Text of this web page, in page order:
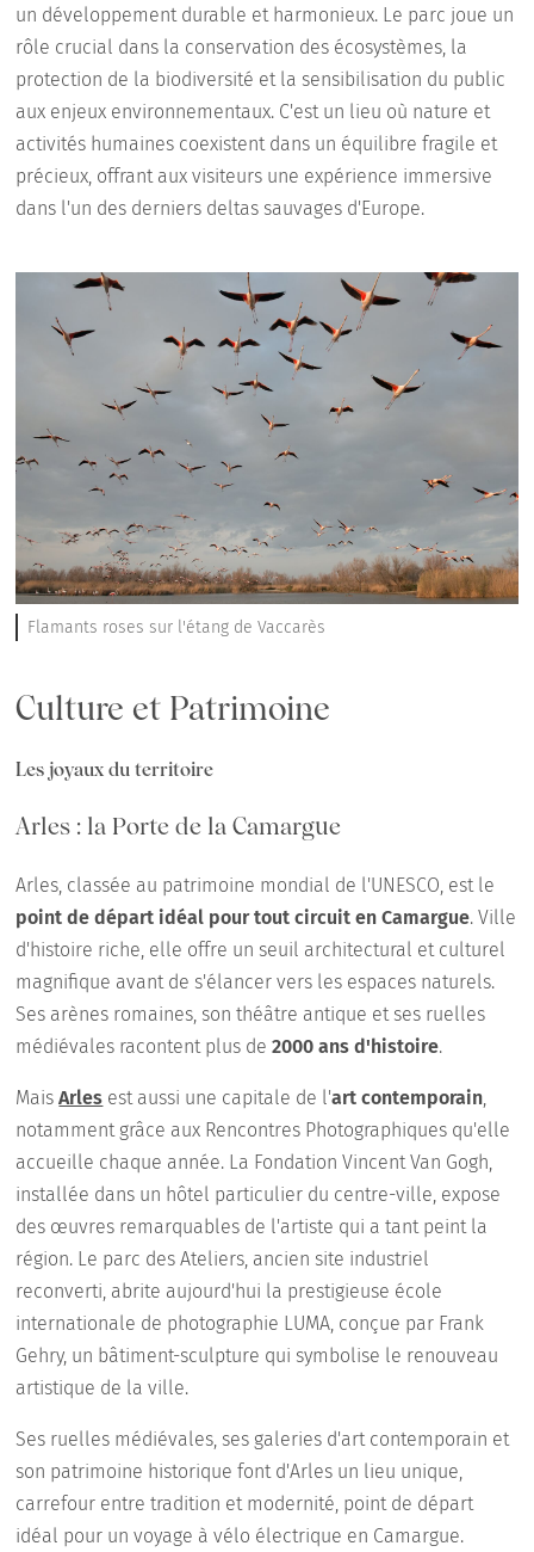
un développement durable et harmonieux. Le parc joue un
rôle crucial dans la conservation des écosystèmes, la
protection de la biodiversité et la sensibilisation du public
aux enjeux environnementaux. C'est un lieu où nature et
activités humaines coexistent dans un équilibre fragile et
précieux, offrant aux visiteurs une expérience immersive
dans l'un des derniers deltas sauvages d'Europe.
Flamants roses sur l'étang de Vaccarès
Culture et Patrimoine
Les joyaux du territoire
Arles : la Porte de la Camargue
Arles, classée au patrimoine mondial de l'UNESCO, est le
point de départ idéal pour tout circuit en Camargue. Ville
d'histoire riche, elle offre un seuil architectural et culturel
magnifique avant de s'élancer vers les espaces naturels.
Ses arènes romaines, son théâtre antique et ses ruelles
médiévales racontent plus de2000 ans d'histoire.
MaisArles est aussi une capitale de l'art contemporain
notamment grâce aux Rencontres Photographiques qu'elle
accueille chaque année. La Fondation Vincent Van Gogh,
installée dans un hôtel particulier du centre-ville, expose
des œuvres remarquables de l'artiste qui a tant peint la
région. Le parc des Ateliers, ancien site industriel
reconverti, abrite aujourd'hui la prestigieuse école
internationale de photographie LUMA, conçue par Frank
Gehry, un bâtiment-sculpture qui symbolise le renouveau
artistique de la ville.
Ses ruelles médiévales, ses galeries d'art contemporain et
son patrimoine historique font d'Arles un lieu unique,
carrefour entre tradition et modernité, point de départ
idéal pour un voyage à vélo électrique en Camargue.